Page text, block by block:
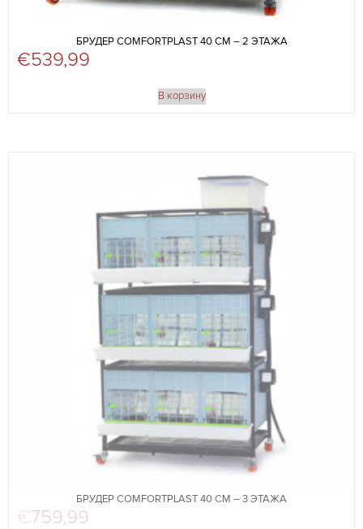
БРУДЕР COMFORTPLAST 40 СМ – 2 ЭТАЖА
€539,99
В корзину
БРУДЕР COMFORTPLAST 40 СМ – 3 ЭТАЖА
€ 759,99